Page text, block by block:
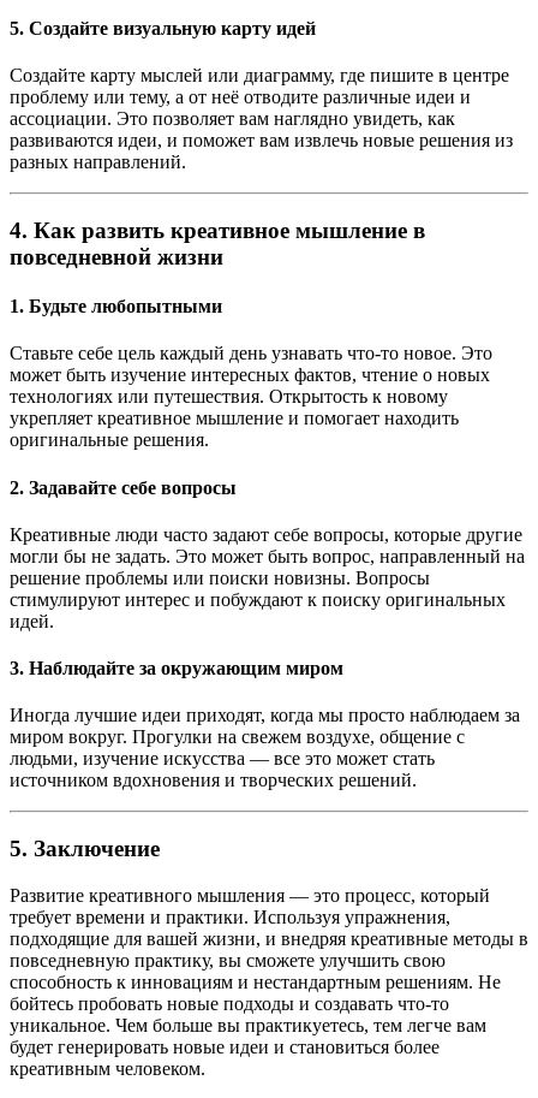
5. Создайте визуальную карту идей
Создайте карту мыслей или диаграмму, где пишите в центре
проблему или тему, а от неё отводите различные идеи и
ассоциации. Это позволяет вам наглядно увидеть, как
развиваются идеи, и поможет вам извлечь новые решения из
разных направлений.
4. Как развить креативное мышление в
повседневной жизни
1. Будьте любопытными
Ставьте себе цель каждый день узнавать что-то новое. Это
может быть изучение интересных фактов, чтение о новых
технологиях или путешествия. Открытость к новому
укрепляет креативное мышление и помогает находить
оригинальные решения.
2. Задавайте себе вопросы
Креативные люди часто задают себе вопросы, которые другие
могли бы не задать. Это может быть вопрос, направленный на
решение проблемы или поиски новизны. Вопросы
стимулируют интерес и побуждают к поиску оригинальных
идей.
3. Наблюдайте за окружающим миром
Иногда лучшие идеи приходят, когда мы просто наблюдаем за
миром вокруг. Прогулки на свежем воздухе, общение с
людьми, изучение искусства — все это может стать
источником вдохновения и творческих решений.
5. Заключение
Развитие креативного мышления — это процесс, который
требует времени и практики. Используя упражнения,
подходящие для вашей жизни, и внедряя креативные методы в
повседневную практику, вы сможете улучшить свою
способность к инновациям и нестандартным решениям. Не
бойтесь пробовать новые подходы и создавать что-то
уникальное. Чем больше вы практикуетесь, тем легче вам
будет генерировать новые идеи и становиться более
креативным человеком.